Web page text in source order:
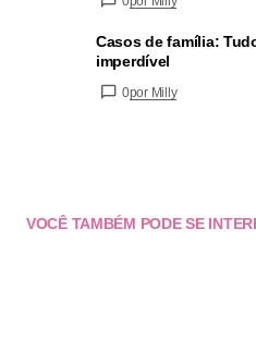
Casos de família:
imperdível
0por Milly
VOCÊ TAMBÉM PODE SE